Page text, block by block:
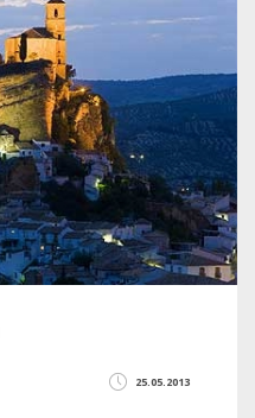
25.05.2013